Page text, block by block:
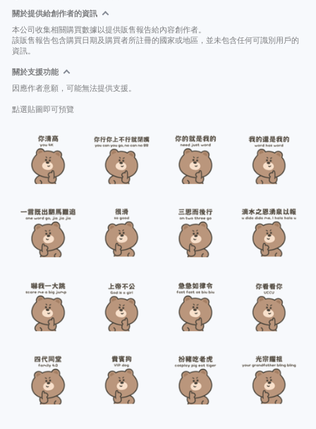
關於提供給創作者的資訊
本公司收集相關購買數據以提供販售報告給內容創作者。
該販售報告包含購買日期及購買者所註冊的國家或地區，並未包含任何可識別用戶的
資訊。
關於支援功能
因應作者意願，可能無法提供支援。
點選貼圖即可預覽